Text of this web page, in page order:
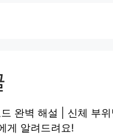
완벽 해설 | 신체 부
게 알려드려요!